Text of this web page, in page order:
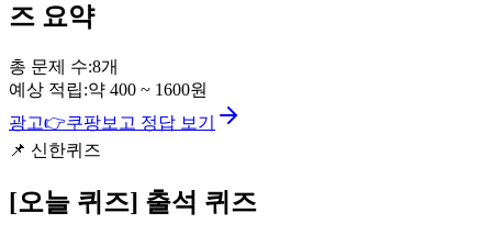
즈 요약
총 문제 수:8개
예상 적립:약 400 ~ 1600원
광고👉쿠팡보고 정답 보기
📌 신한퀴즈
[오늘 퀴즈] 출석 퀴즈